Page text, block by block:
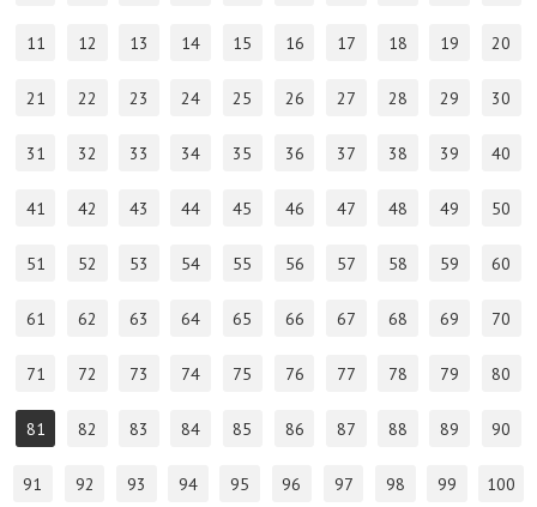
11 12 13 14 15 16 17 18 19 20
21 22 23 24 25 26 27 28 29 30
31 32 33 34 35 36 37 38 39 40
41 42 43 44 45 46 47 48 49 50
51 52 53 54 55 56 57 58 59 60
61 62 63 64 65 66 67 68 69 70
71 72 73 74 75 76 77 78 79 80
81 82 83 84 85 86 87 88 89 90
91 92 93 94 95 96 97 98 99 100